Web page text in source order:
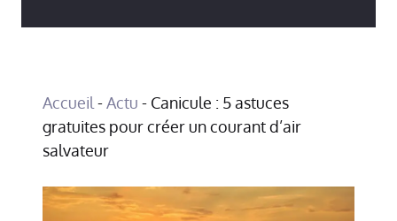
Accueil -Actu - Canicule : 5 astuces
gratuites pour créer un courant d’air
salvateur